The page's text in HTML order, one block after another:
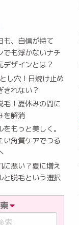
も、自信が持て
でも浮かないナチ
デザインとは？
し穴！日焼け止め
きれない？
毛！夏休みの間に
を解消
もっと美しく。
い角質ケアでつる
に悪い？夏に増え
と脱毛という選択